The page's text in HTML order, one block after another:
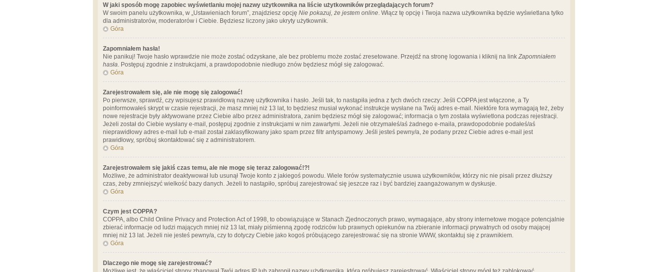
W jaki sposób mogę zapobiec wyświetlaniu mojej nazwy użytkownika na liście użytkowników przeglądających forum?
W swoim panelu użytkownika, w „Ustawieniach forum”, znajdziesz opcję Nie pokazuj, że jestem online. Włącz tę opcję i Twoja nazwa użytkownika będzie wyświetlana tylko
dla administratorów, moderatorów i Ciebie. Będziesz liczony jako ukryty użytkownik.
Góra
Zapomniałem hasła!
Nie panikuj! Twoje hasło wprawdzie nie może zostać odzyskane, ale bez problemu może zostać zresetowane. Przejdź na stronę logowania i kliknij na link Zapomniałem
hasła. Postępuj zgodnie z instrukcjami, a prawdopodobnie niedługo znów będziesz mógł się zalogować.
Góra
Zarejestrowałem się, ale nie mogę się zalogować!
Po pierwsze, sprawdź, czy wpisujesz prawidłową nazwę użytkownika i hasło. Jeśli tak, to nastąpiła jedna z tych dwóch rzeczy: Jeśli COPPA jest włączone, a Ty
poinformowałeś skrypt w czasie rejestracji, że masz mniej niż 13 lat, to będziesz musiał wykonać instrukcje wysłane na Twój adres e-mail. Niektóre fora wymagają też, żeby
nowe rejestracje były aktywowane przez Ciebie albo przez administratora, zanim będziesz mógł się zalogować; informacja o tym została wyświetlona podczas rejestracji.
Jeżeli został do Ciebie wysłany e-mail, postępuj zgodnie z instrukcjami w nim zawartymi. Jeżeli nie otrzymałeś/aś żadnego e-maila, prawdopodobnie podałeś/aś
nieprawidłowy adres e-mail lub e-mail został zaklasyfikowany jako spam przez filtr antyspamowy. Jeśli jesteś pewny/a, że podany przez Ciebie adres e-mail jest
prawidłowy, spróbuj skontaktować się z administratorem.
Góra
Zarejestrowałem się jakiś czas temu, ale nie mogę się teraz zalogować!?!
Możliwe, że administrator deaktywował lub usunął Twoje konto z jakiegoś powodu. Wiele forów systematycznie usuwa użytkowników, którzy nic nie pisali przez dłuższy
czas, żeby zmniejszyć wielkość bazy danych. Jeżeli to nastąpiło, spróbuj zarejestrować się jeszcze raz i być bardziej zaangażowanym w dyskusje.
Góra
Czym jest COPPA?
COPPA, albo Child Online Privacy and Protection Act of 1998, to obowiązujące w Stanach Zjednoczonych prawo, wymagające, aby strony internetowe mogące potencjalnie
zbierać informacje od ludzi mających mniej niż 13 lat, miały piśmienną zgodę rodziców lub prawnych opiekunów na zbieranie informacji prywatnych od osoby mającej
mniej niż 13 lat. Jeżeli nie jesteś pewny/a, czy to dotyczy Ciebie jako kogoś próbującego zarejestrować się na stronie WWW, skontaktuj się z prawnikiem.
Góra
Dlaczego nie mogę się zarejestrować?